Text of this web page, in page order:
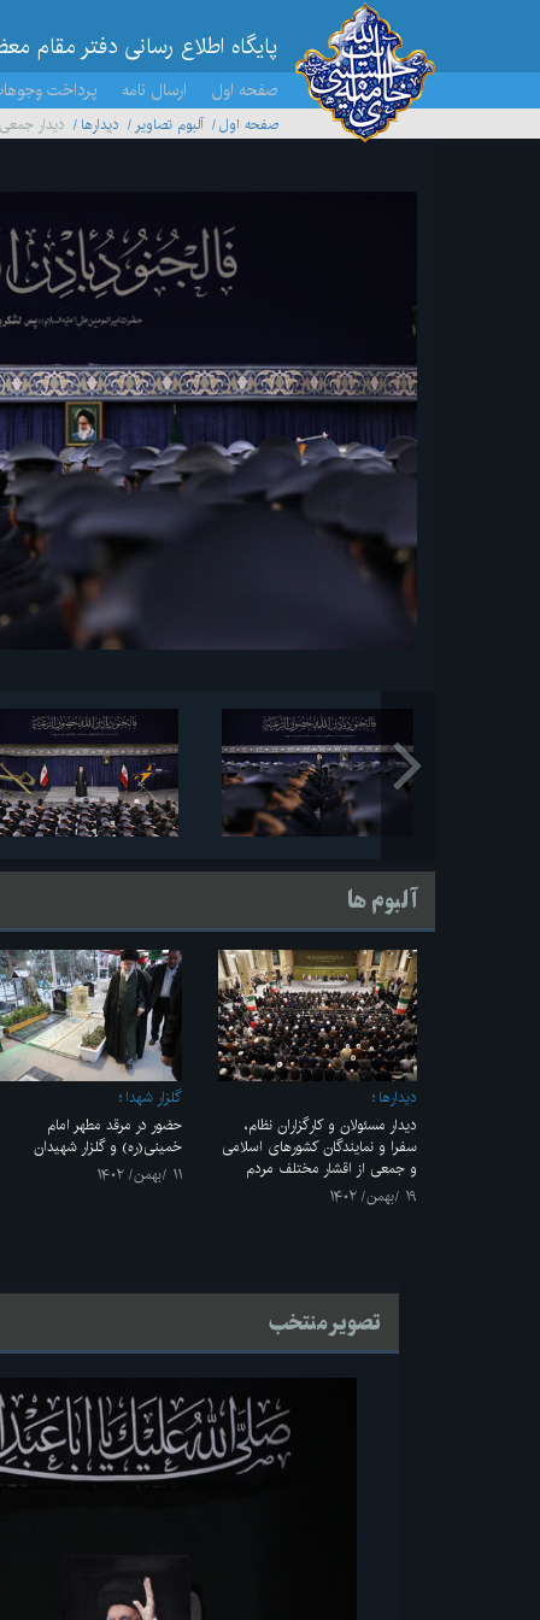
پایگاه اطلاع رسانی دفتر مقام
صفحه اول ارسال نامه پرداخت
صفحه اول آلبوم تصاویر ديدارها
دیدار
آلبوم ها
ديدارها
دیدار مسئولان و کارگزاران نظام،
سفرا و نمایندگان کشورهای اسلامی
و جمعی از اقشار مختلف مردم
۱۹ /بهمن/ ۱۴۰۲
گلزار شهدا
حضور در مرقد مطهر امام
خمینی(ره) و گلزار شهیدان
۱۱ /بهمن/ ۱۴۰۲
تصویر منتخب